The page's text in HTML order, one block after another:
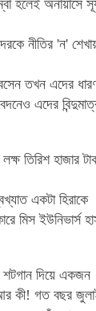
হলেই অনায়াসে
নীতির 'ন'
তখন এদের
এদের
তিরিশ হাজার
একটা হিরাকে
মিস ইউনিভার্স
শটগান দিয়ে একজন
কী! গত বছর